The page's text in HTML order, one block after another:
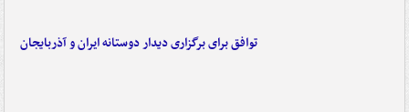
توافق برای برگزاری دیدار دوستانه ایران و آذربایجان